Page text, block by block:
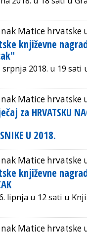
Matice hrvatske
književne
srpnja 2018. u 19
Matice hrvatske
za HRVATSKU
U 2018.
Matice hrvatske
književne
lipnja u 12 sati u
Matice hrvatske